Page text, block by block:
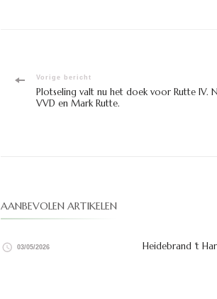
Bericht
navigatie
Vorige bericht
Plotseling valt nu het doek voor Rutte IV.
VVD en Mark Rutte.
AANBEVOLEN ARTIKELEN
03/05/2026 Heidebrand ‘t